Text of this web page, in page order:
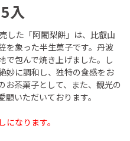
入
した「阿闍梨餅」は、比叡山
を象った半生菓子です。丹波
で包んで焼き上げました。し
妙に調和し、独特の食感をお
お茶菓子として、また、観光の
いただいております。
なります。